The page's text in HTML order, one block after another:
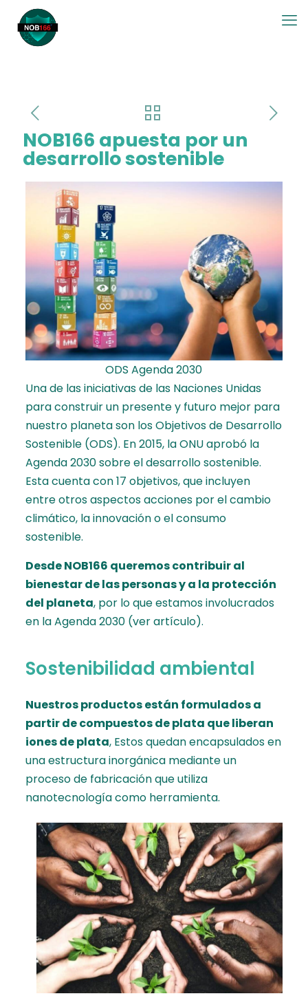
NOB166 apuesta por un
desarrollo sostenible
ODS Agenda 2030
Una de las iniciativas de las Naciones Unidas
para construir un presente y futuro mejor para
nuestro planeta son los Objetivos de Desarrollo
Sostenible (ODS). En 2015, la ONU aprobó la
Agenda 2030 sobre el desarrollo sostenible.
Esta cuenta con 17 objetivos, que incluyen
entre otros aspectos acciones por el cambio
climático, la innovación o el consumo
sostenible.
Desde NOB166 queremos contribuir al
bienestar de las personas y a la protección
del planeta, por lo que estamos involucrados
en la Agenda 2030 (ver artículo).
Sostenibilidad ambiental
Nuestros productos están formulados a
partir de compuestos de plata que liberan
iones de plata, Estos quedan encapsulados en
una estructura inorgánica mediante un
proceso de fabricación que utiliza
nanotecnología como herramienta.